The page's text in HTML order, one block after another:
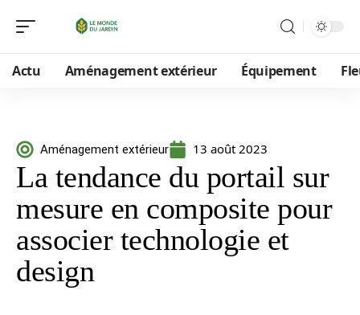
Actu Aménagement extérieur Équipement
Aménagement extérieur 13 août 2023
La tendance du portail sur
mesure en composite pour
associer technologie et
design